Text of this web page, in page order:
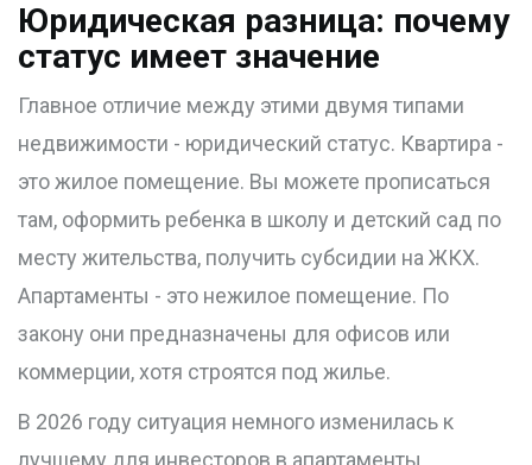
Юридическая разница: почему
статус имеет значение
Главное отличие между этими двумя типами
недвижимости - юридический статус. Квартира -
это жилое помещение. Вы можете прописаться
там, оформить ребенка в школу и детский сад по
месту жительства, получить субсидии на ЖКХ.
Апартаменты - это нежилое помещение. По
закону они предназначены для офисов или
коммерции, хотя строятся под жилье.
В 2026 году ситуация немного изменилась к
лучшему для инвесторов в апартаменты.